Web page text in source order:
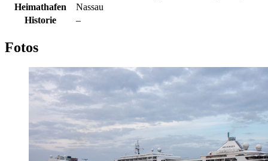
Heimathafen
Nassau
Historie
–
Fotos